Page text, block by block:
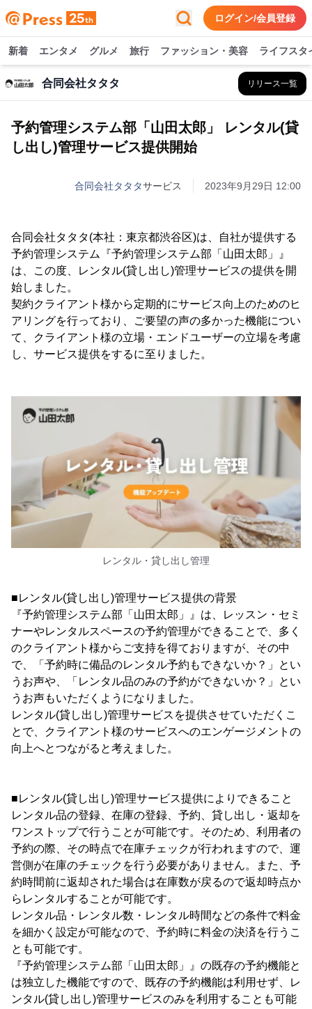
ログイン/会員登録
新着 エンタメ グルメ 旅行 ファッション・美容 ライフスタ
合同会社タタタ リリース一覧
予約管理システム部「山田太郎」 レンタル(貸
し出し)管理サービス提供開始
合同会社タタタサービス 2023年9月29日 12:00
合同会社タタタ(本社：東京都渋谷区)は、自社が提供する
予約管理システム『予約管理システム部「山田太郎」』
は、この度、レンタル(貸し出し)管理サービスの提供を開
始しました。
契約クライアント様から定期的にサービス向上のためのヒ
アリングを行っており、ご要望の声の多かった機能につい
て、クライアント様の立場・エンドユーザーの立場を考慮
し、サービス提供をするに至りました。
レンタル・貸し出し管理
■レンタル(貸し出し)管理サービス提供の背景
『予約管理システム部「山田太郎」』は、レッスン・セミ
ナーやレンタルスペースの予約管理ができることで、多く
のクライアント様からご支持を得ておりますが、その中
で、「予約時に備品のレンタル予約もできないか？」とい
うお声や、「レンタル品のみの予約ができないか？」とい
うお声もいただくようになりました。
レンタル(貸し出し)管理サービスを提供させていただくこ
とで、クライアント様のサービスへのエンゲージメントの
向上へとつながると考えました。
■レンタル(貸し出し)管理サービス提供によりできること
レンタル品の登録、在庫の登録、予約、貸し出し・返却を
ワンストップで行うことが可能です。そのため、利用者の
予約の際、その時点で在庫チェックが行われますので、運
営側が在庫のチェックを行う必要がありません。また、予
約時間前に返却された場合は在庫数が戻るので返却時点か
らレンタルすることが可能です。
レンタル品・レンタル数・レンタル時間などの条件で料金
を細かく設定が可能なので、予約時に料金の決済を行うこ
とも可能です。
『予約管理システム部「山田太郎」』の既存の予約機能と
は独立した機能ですので、既存の予約機能は利用せず、レ
ンタル(貸し出し)管理サービスのみを利用することも可能